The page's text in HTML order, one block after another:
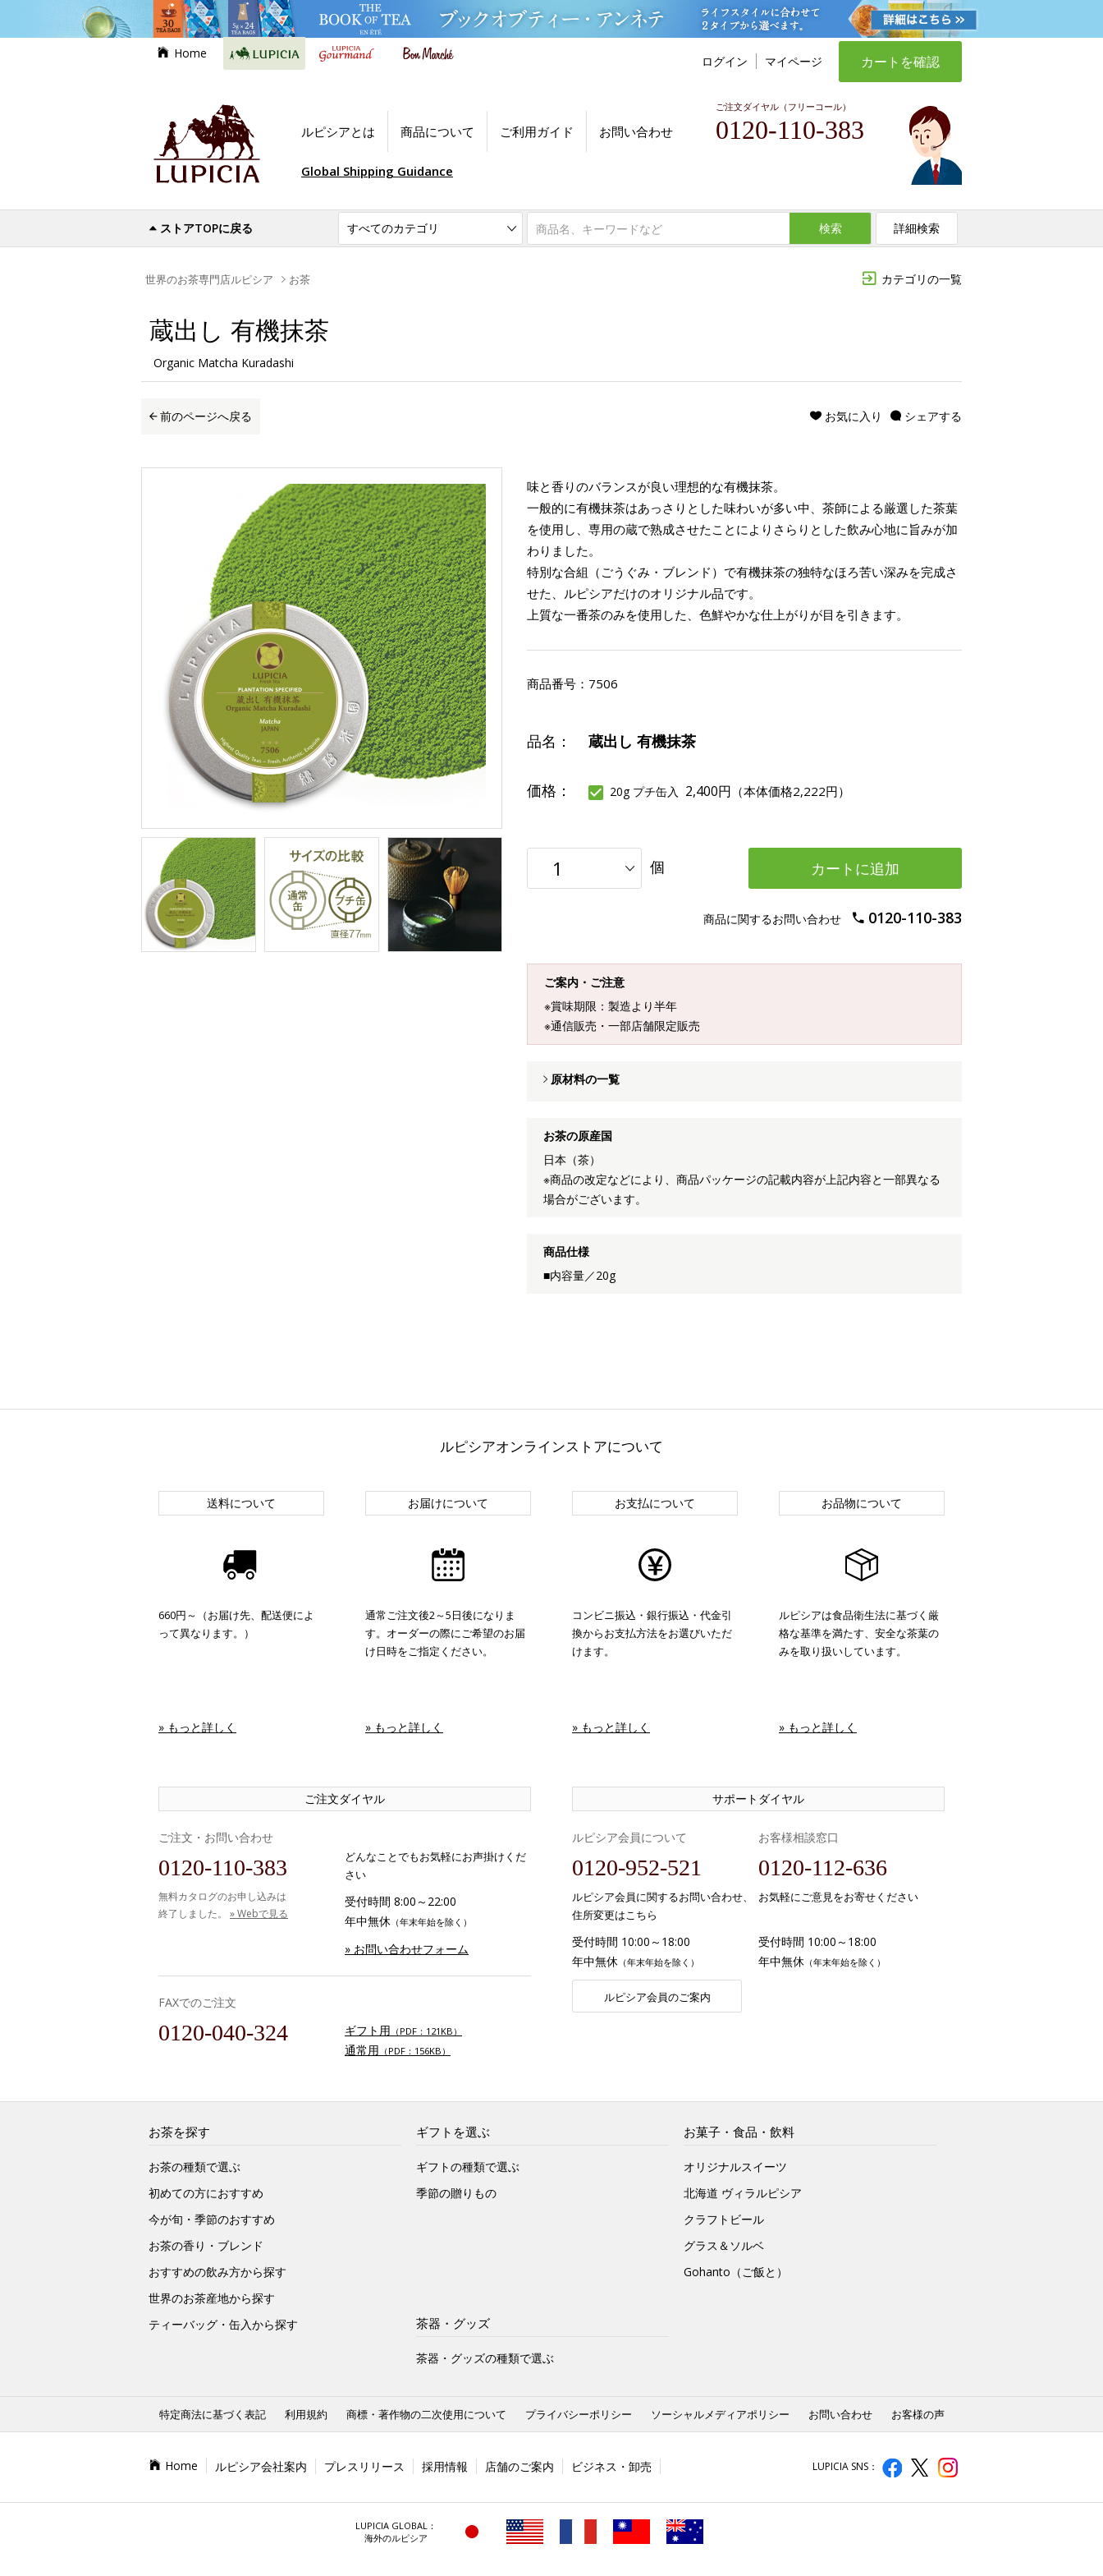
Home
ログイン マイページ カートを確認
ルピシアとは 商品について ご利用ガイド お問い合わせ
ご注文ダイヤル（フリーコール）
0120-110-383
Global Shipping Guidance
ストアTOPに戻る 検索 詳細検索
カテゴリの一覧
世界のお茶専門店ルピシア お茶
蔵出し 有機抹茶
Organic Matcha Kuradashi
前のページへ戻る シェアする
お気に入り
味と香りのバランスが良い理想的な有機抹茶。
一般的に有機抹茶はあっさりとした味わいが多い中、茶師による厳選した茶葉
を使用し、専用の蔵で熟成させたことによりさらりとした飲み心地に旨みが加
わりました。
特別な合組（ごうぐみ・ブレンド）で有機抹茶の独特なほろ苦い深みを完成さ
せた、ルピシアだけのオリジナル品です。
上質な一番茶のみを使用した、色鮮やかな仕上がりが目を引きます。
商品番号： 7506
品名： 蔵出し 有機抹茶
価格： 20g プチ缶入 2,400円 （本体価格2,222円）
個 カートに追加
商品に関するお問い合わせ 0120-110-383
ご案内・ご注意
※賞味期限：製造より半年
※通信販売・一部店舗限定販売
原材料の一覧
お茶の原産国
日本（茶）
※商品の改定などにより、商品パッケージの記載内容が上記内容と一部異なる
場合がございます。
商品仕様
■内容量／20g
ルピシアオンラインストアについて
送料について
660円～（お届け先、配送便によ
って異なります。）
» もっと詳しく
お届けについて
通常ご注文後2～5日後になりま
す。オーダーの際にご希望のお届
け日時をご指定ください。
» もっと詳しく
お支払について
コンビニ振込・銀行振込・代金引
換からお支払方法をお選びいただ
けます。
» もっと詳しく
お品物について
ルピシアは食品衛生法に基づく厳
格な基準を満たす、安全な茶葉の
みを取り扱いしています。
» もっと詳しく
ご注文ダイヤル
ご注文・お問い合わせ
0120-110-383
無料カタログのお申し込みは
終了しました。 » Webで見る
どんなことでもお気軽にお声掛けくだ
さい
受付時間 8:00～22:00
年中無休 （年末年始を除く）
» お問い合わせフォーム
FAXでのご注文
0120-040-324 ギフト用 （PDF：121KB）
通常用 （PDF：156KB）
サポートダイヤル
ルピシア会員について
0120-952-521
ルピシア会員に関するお問い合わせ、
住所変更はこちら
受付時間 10:00～18:00
年中無休 （年末年始を除く）
ルピシア会員のご案内
お客様相談窓口
0120-112-636
お気軽にご意見をお寄せください
受付時間 10:00～18:00
年中無休 （年末年始を除く）
お茶を探す
お茶の種類で選ぶ
初めての方におすすめ
今が旬・季節のおすすめ
お茶の香り・ブレンド
おすすめの飲み方から探す
世界のお茶産地から探す
ティーバッグ・缶入から探す
ギフトを選ぶ
ギフトの種類で選ぶ
季節の贈りもの
お菓子・食品・飲料
オリジナルスイーツ
北海道 ヴィラルピシア
クラフトビール
グラス＆ソルベ
Gohanto（ご飯と）
茶器・グッズ
茶器・グッズの種類で選ぶ
特定商法に基づく表記 利用規約 商標・著作物の二次使用について プライバシーポリシー ソーシャルメディアポリシー お問い合わせ お客様の声
Home ルピシア会社案内 プレスリリース 採用情報 店舗のご案内 ビジネス・卸売 LUPICIA SNS：
LUPICIA GLOBAL：
海外のルピシア